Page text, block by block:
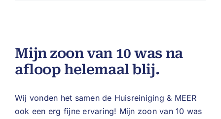
Mijn zoon van 10 was na
afloop helemaal blij.
Wij vonden het samen de Huisreiniging & MEER
ook een erg fijne ervaring! Mijn zoon van 10 was